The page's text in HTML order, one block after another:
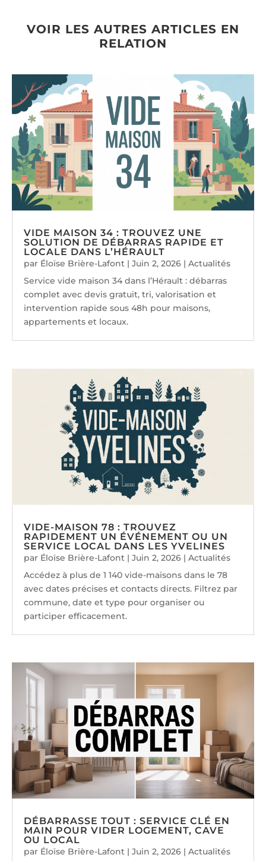
VOIR LES AUTRES ARTICLES EN
RELATION
VIDE MAISON 34 : TROUVEZ UNE
SOLUTION DE DÉBARRAS RAPIDE ET
LOCALE DANS L’HÉRAULT
par Éloïse Brière-Lafont |Juin 2, 2026 |Actualités
Service vide maison 34 dans l’Hérault : débarras
complet avec devis gratuit, tri, valorisation et
intervention rapide sous 48h pour maisons,
appartements et locaux.
VIDE-MAISON 78 : TROUVEZ
RAPIDEMENT UN ÉVÉNEMENT OU UN
SERVICE LOCAL DANS LES YVELINES
par Éloïse Brière-Lafont |Juin 2, 2026 |Actualités
Accédez à plus de 1 140 vide-maisons dans le 78
avec dates précises et contacts directs. Filtrez par
commune, date et type pour organiser ou
participer efficacement.
DÉBARRASSE TOUT : SERVICE CLÉ EN
MAIN POUR VIDER LOGEMENT, CAVE
OU LOCAL
par Éloïse Brière-Lafont |Juin 2, 2026 |Actualités